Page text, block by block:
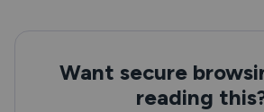
Want secure
reading